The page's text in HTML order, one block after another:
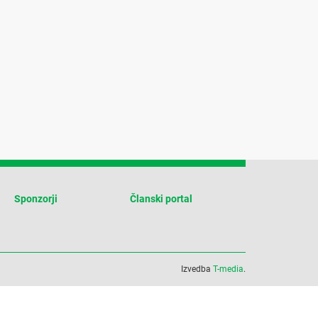
Sponzorji Članski portal
Izvedba T-media.